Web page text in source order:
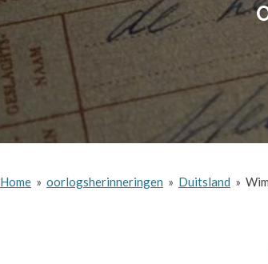
Home » oorlogsherinneringen » Duitsland »